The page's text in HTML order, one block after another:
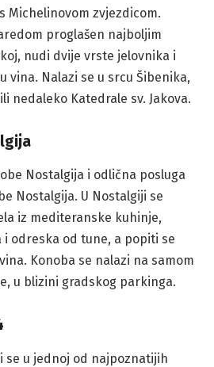
Michelinovom zvjezdicom.
proglašen najboljim
nudi dvije vrste jelovnika i
vina. Nalazi se u srcu Šibenika,
nedaleko Katedrale sv. Jakova.
Nostalgija i odlična posluga
Nostalgija. U Nostalgiji se
iz mediteranske kuhinje,
i odreska od tune, a popiti se
Konoba se nalazi na samom
u blizini gradskog parkinga.
se u jednoj od najpoznatijih